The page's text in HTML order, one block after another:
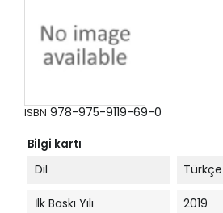
ISBN 978-975-9119-69-0
Bilgi kartı
Dil Türkçe
İlk Baskı Yılı 2019